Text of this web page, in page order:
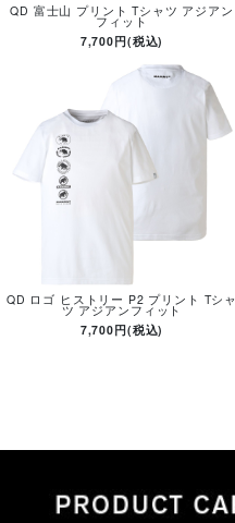
QD 富士山 プリント Tシャツ アジアン
フィット
7,700円(税込)
QD ロゴ ヒストリー P2 プリント Tシャ
ツ アジアンフィット
7,700円(税込)